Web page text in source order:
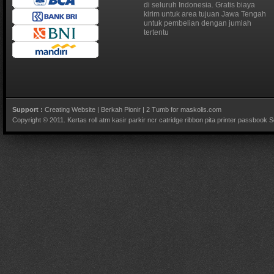
di seluruh Indonesia. Gratis biaya
kirim untuk area tujuan Jawa Tengah
untuk pembelian dengan jumlah
tertentu
Support : Creating Website | Berkah Pionir | 2 Tumb for maskolis.com
Copyright © 2011. Kertas roll atm kasir parkir ncr catridge ribbon pita printer passbook